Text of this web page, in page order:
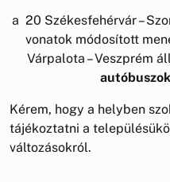
a 20 Székesfehérvár –
vonatok módosított
Várpalota – Veszprém
Kérem, hogy a helyben
tájékoztatni a
változásokról.